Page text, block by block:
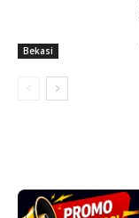
Bekasi